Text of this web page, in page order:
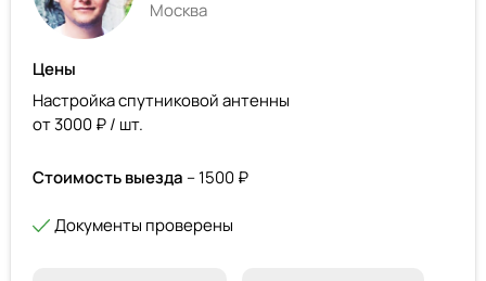
Москва
Цены
Настройка спутниковой антенны
от 3000 ₽ / шт.
Стоимость выезда – 1500 ₽
Документы проверены